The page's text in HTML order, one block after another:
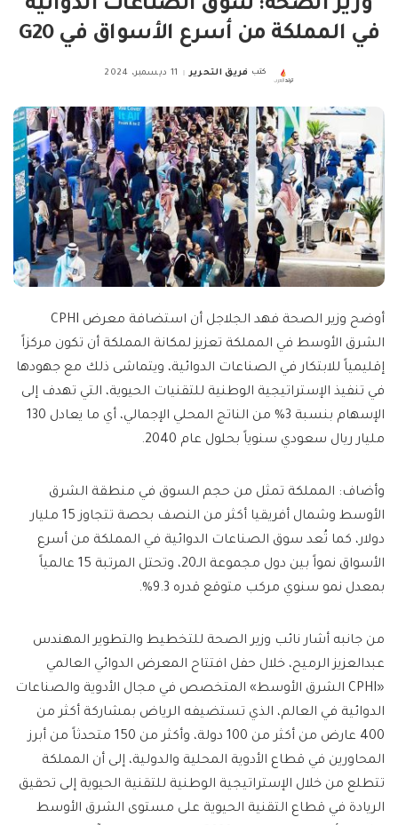
وزير الصحة: سوق الصناعات الدوائية
في المملكة من أسرع الأسواق في G20
Posted
كتب فريق التحرير 11 ديسمبر، 2024
أوضح وزير الصحة فهد الجلاجل أن استضافة معرض CPHI
الشرق الأوسط في المملكة تعزيز لمكانة المملكة أن تكون مركزاً
إقليمياً للابتكار في الصناعات الدوائية، ويتماشى ذلك مع جهودها
في تنفيذ الإستراتيجية الوطنية للتقنيات الحيوية، التي تهدف إلى
الإسهام بنسبة 3% من الناتج المحلي الإجمالي، أي ما يعادل 130
مليار ريال سعودي سنوياً بحلول عام 2040.
وأضاف: المملكة تمثل من حجم السوق في منطقة الشرق
الأوسط وشمال أفريقيا أكثر من النصف بحصة تتجاوز 15 مليار
دولار، كما تُعد سوق الصناعات الدوائية في المملكة من أسرع
الأسواق نمواً بين دول مجموعة الـ20، وتحتل المرتبة 15 عالمياً
بمعدل نمو سنوي مركب متوقع قدره 9.3%.
من جانبه أشار نائب وزير الصحة للتخطيط والتطوير المهندس
عبدالعزيز الرميح، خلال حفل افتتاح المعرض الدوائي العالمي
«CPHI الشرق الأوسط» المتخصص في مجال الأدوية والصناعات
الدوائية في العالم، الذي تستضيفه الرياض بمشاركة أكثر من
400 عارض من أكثر من 100 دولة، وأكثر من 150 متحدثاً من أبرز
المحاورين في قطاع الأدوية المحلية والدولية، إلى أن المملكة
تتطلع من خلال الإستراتيجية الوطنية للتقنية الحيوية إلى تحقيق
الريادة في قطاع التقنية الحيوية على مستوى الشرق الأوسط